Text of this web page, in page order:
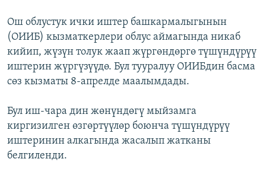
Ош облустук ички иштер башкармалыгынын
(ОИИБ) кызматкерлери облус аймагында никаб
кийип, жүзүн толук жаап жүргөндөргө түшүндүрүү
иштерин жүргүзүүдө. Бул тууралуу ОИИБдин басма
сөз кызматы 8-апрелде маалымдады.
Бул иш-чара дин жөнүндөгү мыйзамга
киргизилген өзгөртүүлөр боюнча түшүндүрүү
иштеринин алкагында жасалып жатканы
белгиленди.